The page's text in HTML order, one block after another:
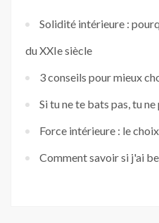
Solidité intérieure :
du XXIe siècle
3 conseils pour mieux
Si tu ne te bats pas, tu
Force intérieure : le
Comment savoir si j'ai